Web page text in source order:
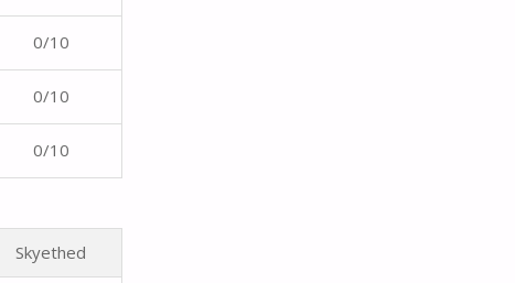
0/10
0/10
0/10
Skyethed